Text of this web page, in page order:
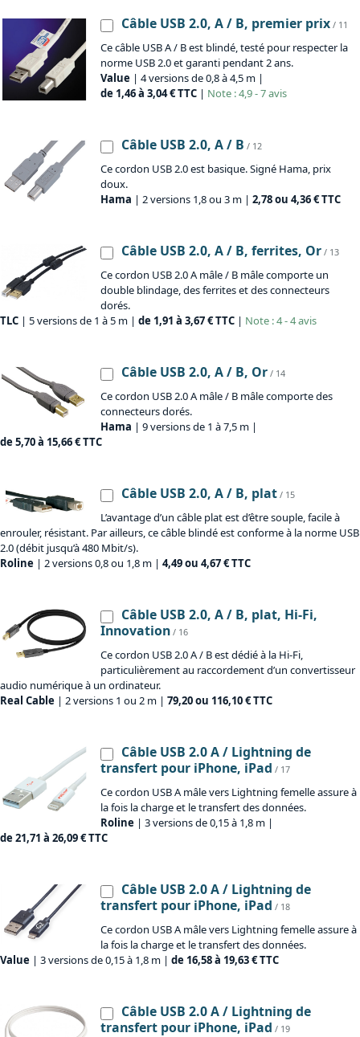
Câble USB 2.0, A / B, premier prix / 11
Ce câble USB A / B est blindé, testé pour respecter la
norme USB 2.0 et garanti pendant 2 ans.
Value | 4 versions de 0,8 à 4,5 m |
de 1,46 à 3,04 € TTC | Note : 4,9 - 7 avis
Câble USB 2.0, A / B / 12
Ce cordon USB 2.0 est basique. Signé Hama, prix
doux.
Hama | 2 versions 1,8 ou 3 m | 2,78 ou 4,36 € TTC
Câble USB 2.0, A / B, ferrites, Or / 13
Ce cordon USB 2.0 A mâle / B mâle comporte un
double blindage, des ferrites et des connecteurs
dorés.
TLC | 5 versions de 1 à 5 m | de 1,91 à 3,67 € TTC | Note : 4 - 4 avis
Câble USB 2.0, A / B, Or / 14
Ce cordon USB 2.0 A mâle / B mâle comporte des
connecteurs dorés.
Hama | 9 versions de 1 à 7,5 m |
de 5,70 à 15,66 € TTC
Câble USB 2.0, A / B, plat / 15
L’avantage d’un câble plat est d’être souple, facile à
enrouler, résistant. Par ailleurs, ce câble blindé est conforme à la norme USB
2.0 (débit jusqu’à 480 Mbit/s).
Roline | 2 versions 0,8 ou 1,8 m | 4,49 ou 4,67 € TTC
Câble USB 2.0, A / B, plat, Hi-Fi,
Innovation / 16
Ce cordon USB 2.0 A / B est dédié à la Hi-Fi,
particulièrement au raccordement d’un convertisseur
audio numérique à un ordinateur.
Real Cable | 2 versions 1 ou 2 m | 79,20 ou 116,10 € TTC
Câble USB 2.0 A / Lightning de
transfert pour iPhone, iPad / 17
Ce cordon USB A mâle vers Lightning femelle assure à
la fois la charge et le transfert des données.
Roline | 3 versions de 0,15 à 1,8 m |
de 21,71 à 26,09 € TTC
Câble USB 2.0 A / Lightning de
transfert pour iPhone, iPad / 18
Ce cordon USB A mâle vers Lightning femelle assure à
la fois la charge et le transfert des données.
Value | 3 versions de 0,15 à 1,8 m | de 16,58 à 19,63 € TTC
Câble USB 2.0 A / Lightning de
transfert pour iPhone, iPad / 19